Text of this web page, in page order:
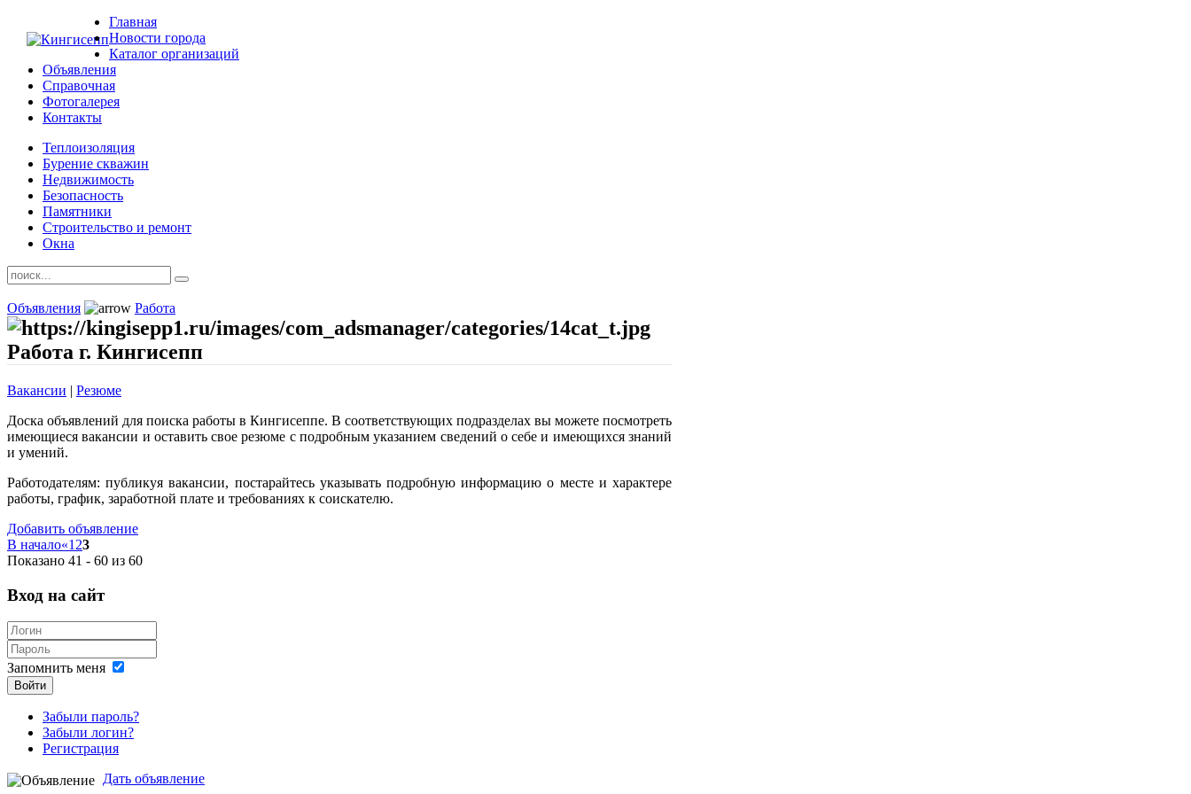
Главная
Новости города
Каталог организаций
Объявления
Справочная
Фотогалерея
Контакты
Теплоизоляция
Бурение скважин
Недвижимость
Безопасность
Памятники
Строительство и ремонт
Окна
Объявления Работа
Работа г. Кингисепп
Вакансии | Резюме
Доска объявлений для поиска работы в Кингисеппе. В соответствующих подразделах вы можете посмотреть
имеющиеся вакансии и оставить свое резюме с подробным указанием сведений о себе и имеющихся знаний
и умений.
Работодателям: публикуя вакансии, постарайтесь указывать подробную информацию о месте и характере
работы, график, заработной плате и требованиях к соискателю.
Добавить объявление
В начало«1 23
Показано 41 - 60 из 60
Вход на сайт
Запомнить меня
Войти
Забыли пароль?
Забыли логин?
Регистрация
Дать объявление